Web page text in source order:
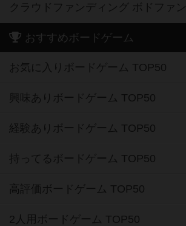
クラウドファンディング ボドファン
おすすめボードゲーム
お気に入りボードゲーム TOP50
興味ありボードゲーム TOP50
経験ありボードゲーム TOP50
持ってるボードゲーム TOP50
高評価ボードゲーム TOP50
2人用ボードゲーム TOP50